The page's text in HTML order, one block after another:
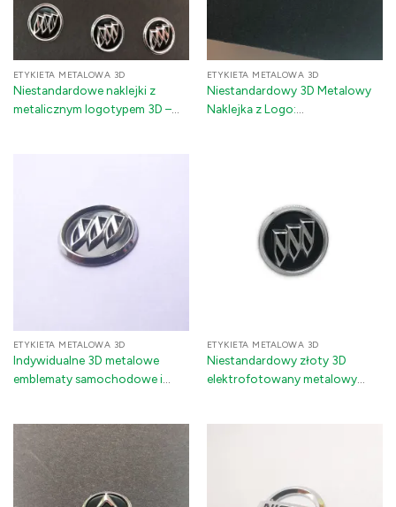
ETYKIETA METALOWA 3D
Niestandardowe naklejki z
metalicznym logotypem 3D –
ETYKIETA METALOWA 3D
Niestandardowy 3D Metalowy
Naklejka z Logo:
ETYKIETA METALOWA 3D
Indywidualne 3D metalowe
emblematy samochodowe i
samochodowe
ETYKIETA METALOWA 3D
Niestandardowy złoty 3D
elektrofotowany metalowy